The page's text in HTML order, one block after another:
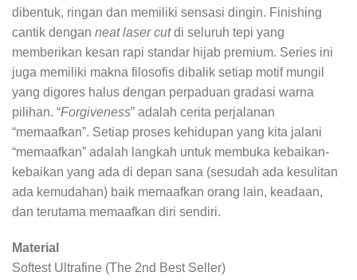
dibentuk, ringan dan memiliki sensasi dingin. Finishing
cantik dengan neat laser cutdi seluruh tepi yang
memberikan kesan rapi standar hijab premium. Series ini
juga memiliki makna filosofis dibalik setiap motif mungil
yang digores halus dengan perpaduan gradasi warna
pilihan. “Forgiveness” adalah cerita perjalanan
“memaafkan”. Setiap proses kehidupan yang kita jalani
“memaafkan” adalah langkah untuk membuka kebaikan-
kebaikan yang ada di depan sana (sesudah ada kesulitan
ada kemudahan) baik memaafkan orang lain, keadaan,
dan terutama memaafkan diri sendiri.
Material
Softest Ultrafine (The 2nd Best Seller)